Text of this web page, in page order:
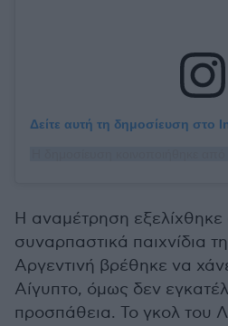
Δείτε αυτή τη δημοσίευση στο
Η αναμέτρηση
συναρπαστικά παιχνίδια
Αργεντινή βρέθηκε να
Αίγυπτο, όμως δεν
προσπάθεια. Το γκολ του